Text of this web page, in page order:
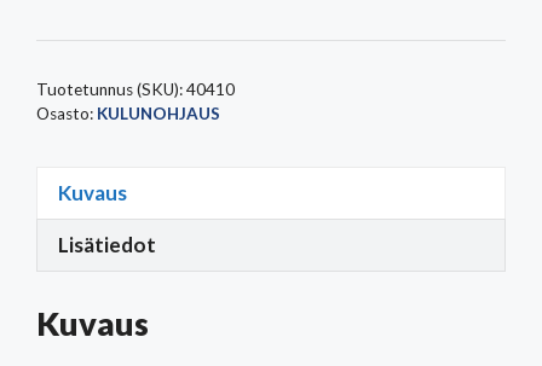
Lime
Tuotetunnus (SKU):40410
Osasto: KULUNOHJAUS
Kuvaus
Lisätiedot
Kuvaus